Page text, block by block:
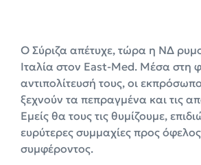
Ο Σύριζα απέτυχε, τώρα η ΝΔ
Ιταλία στον East-Med. Μέσα στη
αντιπολίτευσή τους, οι
ξεχνούν τα πεπραγμένα και τις
Εμείς θα τους τις θυμίζουμε,
ευρύτερες συμμαχίες προς
συμφέροντος.